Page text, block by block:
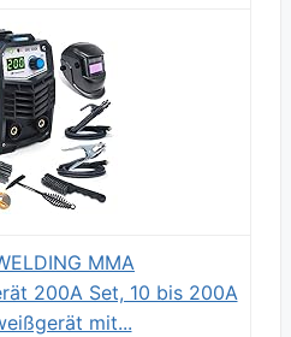
MMA
200A Set, 10 bis 200A
mit...